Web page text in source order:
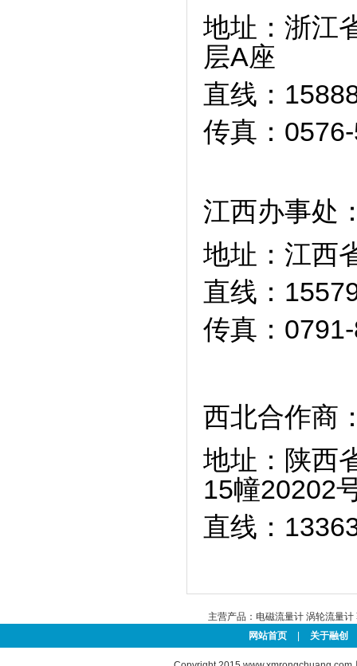
地址：浙江
层A座
直线：
传真：
江西办事处
地址：江西
直线：
传真：
西北合作商
地址：陕西
15幢20202
直线：
主营产品： 电磁流量计 涡轮流量计
网站首页
关于融创